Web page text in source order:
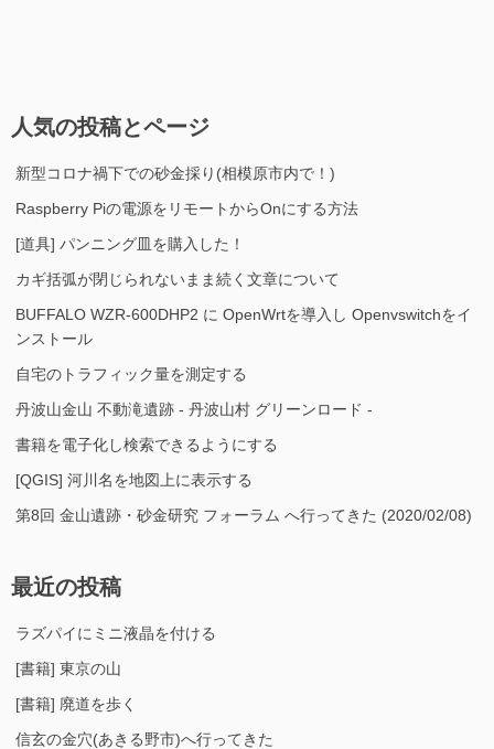
人気の投稿とページ
新型コロナ禍下での砂金採り(相模原市内で！)
Raspberry Piの電源をリモートからOnにする方法
[道具] パンニング皿を購入した！
カギ括弧が閉じられないまま続く文章について
BUFFALO WZR-600DHP2 に OpenWrtを導入し Openvswitchをイ
ンストール
自宅のトラフィック量を測定する
丹波山金山 不動滝遺跡 - 丹波山村 グリーンロード -
書籍を電子化し検索できるようにする
[QGIS] 河川名を地図上に表示する
第8回 金山遺跡・砂金研究 フォーラム へ行ってきた (2020/02/08)
最近の投稿
ラズパイにミニ液晶を付ける
[書籍] 東京の山
[書籍] 廃道を歩く
信玄の金穴(あきる野市)へ行ってきた